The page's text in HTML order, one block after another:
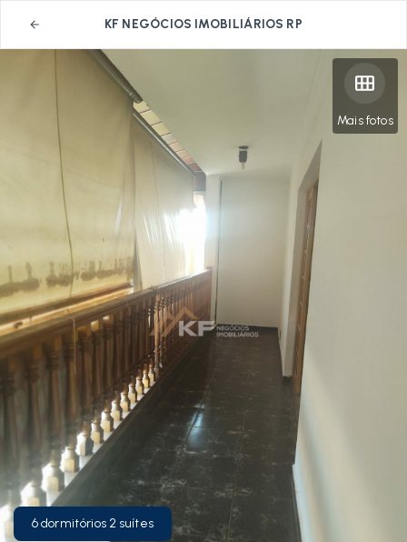
KF NEGÓCIOS IMOBILIÁRIOS RP
Mais fotos
6 dormitórios 2 suítes